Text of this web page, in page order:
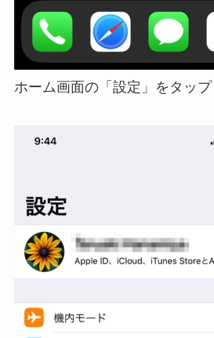
ホーム画面の「設定」をタップ